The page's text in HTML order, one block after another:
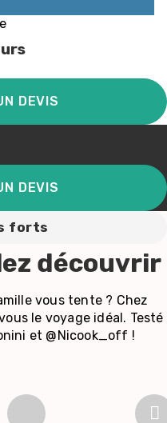
DEVIS
DEVIS
forts
découvrir
vous tente ? Chez
le voyage idéal. Testé
et @Nicook_off !